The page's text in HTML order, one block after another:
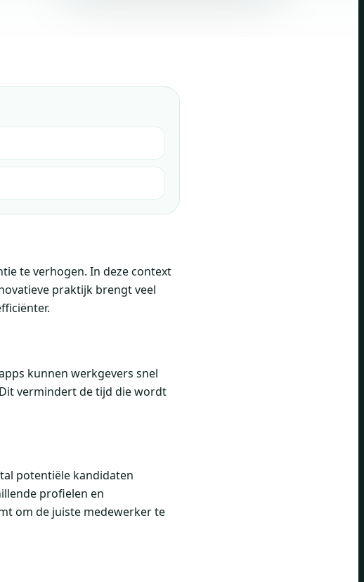
te verhogen. In deze context
praktijk brengt veel
kunnen werkgevers snel
vermindert de tijd die wordt
potentiële kandidaten
profielen en
om de juiste medewerker te